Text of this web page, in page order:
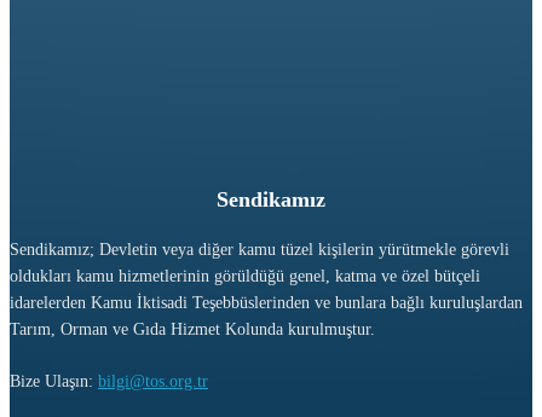
Sendikamız
Sendikamız; Devletin veya diğer kamu tüzel kişilerin yürütmekle görevli
oldukları kamu hizmetlerinin görüldüğü genel, katma ve özel bütçeli
idarelerden Kamu İktisadi Teşebbüslerinden ve bunlara bağlı kuruluşlardan
Tarım, Orman ve Gıda Hizmet Kolunda kurulmuştur.
Bize Ulaşın: bilgi@tos.org.tr